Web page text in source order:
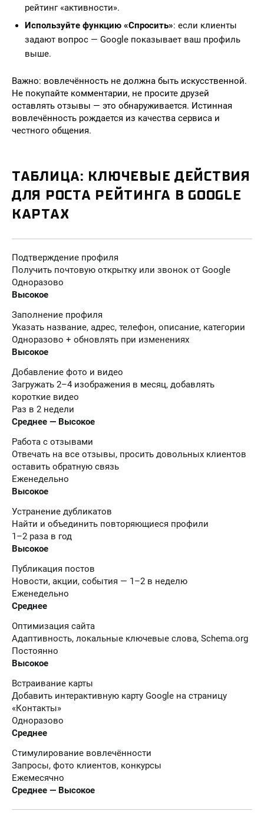
рейтинг «активности».
Используйте функцию «Спросить»: если клиенты
задают вопрос — Google показывает ваш профиль
выше.
Важно: вовлечённость не должна быть искусственной.
Не покупайте комментарии, не просите друзей
оставлять отзывы — это обнаруживается. Истинная
вовлечённость рождается из качества сервиса и
честного общения.
ТАБЛИЦА: КЛЮЧЕВЫЕ ДЕЙСТВИЯ
ДЛЯ РОСТА РЕЙТИНГА В GOOGLE
КАРТАХ
Подтверждение профиля
Получить почтовую открытку или звонок от Google
Одноразово
Высокое
Заполнение профиля
Указать название, адрес, телефон, описание, категории
Одноразово + обновлять при изменениях
Высокое
Добавление фото и видео
Загружать 2–4 изображения в месяц, добавлять
короткие видео
Раз в 2 недели
Среднее — Высокое
Работа с отзывами
Отвечать на все отзывы, просить довольных клиентов
оставить обратную связь
Еженедельно
Высокое
Устранение дубликатов
Найти и объединить повторяющиеся профили
1–2 раза в год
Высокое
Публикация постов
Новости, акции, события — 1–2 в неделю
Еженедельно
Среднее
Оптимизация сайта
Адаптивность, локальные ключевые слова, Schema.org
Постоянно
Высокое
Встраивание карты
Добавить интерактивную карту Google на страницу
«Контакты»
Одноразово
Среднее
Стимулирование вовлечённости
Запросы, фото клиентов, конкурсы
Ежемесячно
Среднее — Высокое